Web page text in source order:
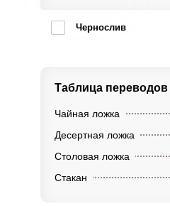
Чернослив
Таблица переводов
Чайная ложка
Десертная ложка
Столовая ложка
Стакан